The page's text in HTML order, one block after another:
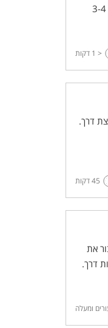
וחיבורים בתרבות היהודית ישראלית? קחו 3-4
< 1 דקות
דרך.
45 דקות
את
דרך.